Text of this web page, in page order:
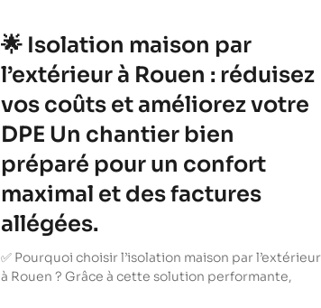
🌟 Isolation maison par
l’extérieur à Rouen : réduisez
vos coûts et améliorez votre
DPE Un chantier bien
préparé pour un confort
maximal et des factures
allégées.
✅ Pourquoi choisir l’isolation maison par l’extérieur
à Rouen ? Grâce à cette solution performante,